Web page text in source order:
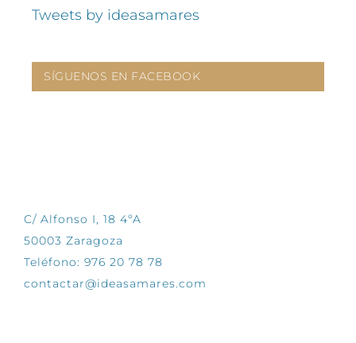
Tweets by ideasamares
SÍGUENOS EN FACEBOOK
C/ Alfonso I, 18 4ºA
50003 Zaragoza
Teléfono: 976 20 78 78
contactar@ideasamares.com